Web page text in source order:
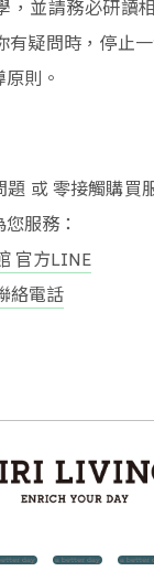
，並請務必研讀
有疑問時，停止
則。
或 零接觸購買
服務：
官方LINE
絡電話